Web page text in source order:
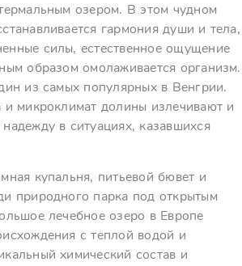
озером. В этом чудном
гармония души и тела,
силы, естественное ощущение
образом омолаживается организм.
из самых популярных в Венгрии.
микроклимат долины излечивают и
в ситуациях, казавшихся
купальня, питьевой бювет и
природного парка под открытым
лечебное озеро в Европе
с теплой водой и
химический состав и